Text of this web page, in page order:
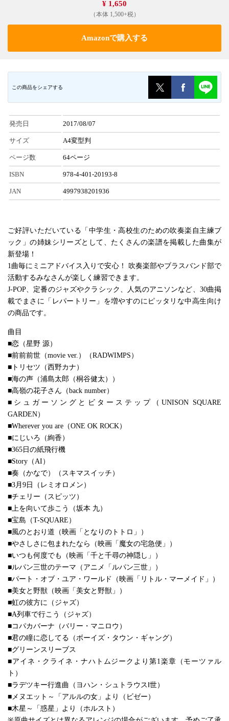
¥ 1,650
（本体 1,500+税）
Amazonで購入する
この商品をシェアする
発売日 2017/08/07
サイズ A4変型判
ページ数 64ページ
ISBN 978-4-401-20193-8
JAN 4997938201936
ご好評いただいている「中学生・高校生のための吹奏楽自主練ブ
ック」の姉妹シリーズとして、たくさんの楽譜を掲載した曲集が
新登場！
1曲毎にミニアドバイス入りで安心！ 吹奏楽部やブラスバンド部で
活動するみなさんが楽しく練習できます。
J-POP、定番のジャズやクラシック、人気のアニソンなど、30曲掲
載でまさに「レパートリー」を増やすのにピッタリな中高生向け
の商品です。
曲目
■恋（星野 源）
■前前前世（movie ver.）（RADWIMPS）
■トリセツ（西野カナ）
■海の声（浦島太郎（桐谷健太））
■高嶺の花子さん（back number）
■シュガーソングとビターステップ（UNISON SQUARE
GARDEN）
■Wherever you are（ONE OK ROCK）
■にじいろ（絢香）
■365日の紙飛行機
■Story（AI）
■奏（かなで）（スキマスイッチ）
■3月9日（レミオロメン）
■チェリー（スピッツ）
■上を向いて歩こう（坂本 九）
■宝島（T-SQUARE）
■風のとおり道（映画「となりのトトロ」）
■やさしさに包まれたなら（映画「魔女の宅急便」）
■いつも何度でも（映画「千と千尋の神隠し」）
■ルパン三世のテーマ（アニメ「ルパン三世」）
■パート・オブ・ユア・ワールド（映画「リトル・マーメイド」）
■美女と野獣（映画「美女と野獣」）
■虹の彼方に（ジャズ）
■A列車で行こう（ジャズ）
■コパカバーナ（バリー・マニロウ）
■君の瞳に恋してる（ボーイズ・タウン・ギャング）
■グリーンスリーブス
■アイネ・クライネ・ナハトムジークより第1楽章（モーツァル
ト）
■ラデツキー行進曲（ヨハン・シュトラウスⅠ世）
■メヌエット～「アルルの女」より（ビゼー）
■木星～「惑星」より（ホルスト）